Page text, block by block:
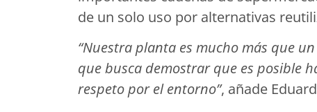
de un solo uso por alternativas
“Nuestra planta es mucho más que
que busca demostrar que es posible
respeto por el entorno”, añade